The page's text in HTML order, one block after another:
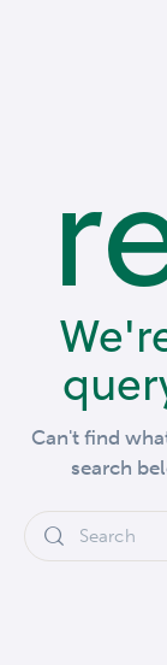
Can't find
search